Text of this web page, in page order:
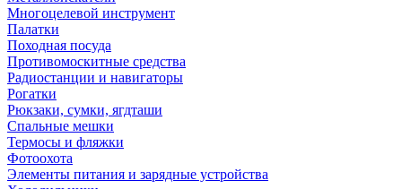
Многоцелевой инструмент
Палатки
Походная посуда
Противомоскитные средства
Радиостанции и навигаторы
Рогатки
Рюкзаки, сумки, ягдташи
Спальные мешки
Термосы и фляжки
Фотоохота
Элементы питания и зарядные устройства